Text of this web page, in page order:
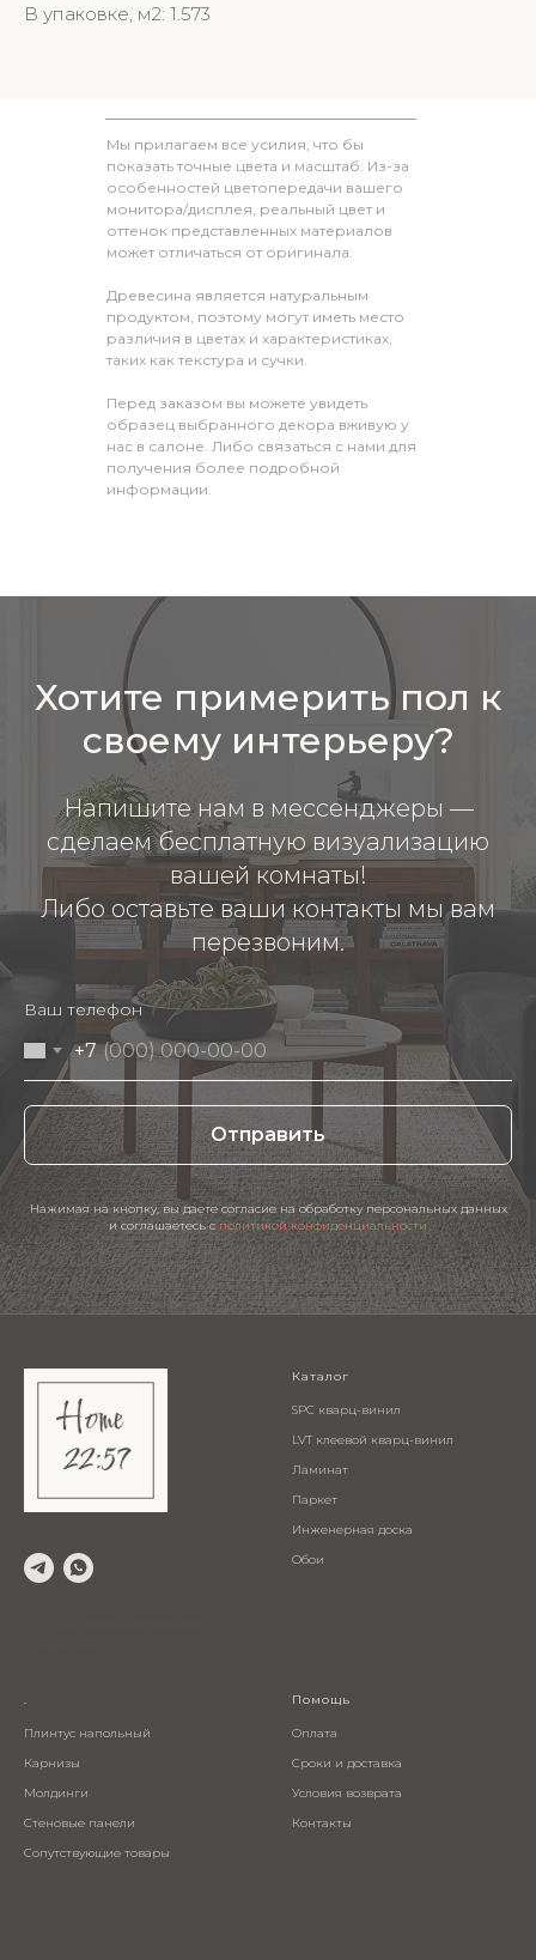
В упаковке, м2: 1.573
Мы прилагаем все усилия, что бы
показать точные цвета и масштаб. Из-за
особенностей цветопередачи вашего
монитора/дисплея, реальный цвет и
оттенок представленных материалов
может отличаться от оригинала.
Древесина является натуральным
продуктом, поэтому могут иметь место
различия в цветах и характеристиках,
таких как текстура и сучки.
Перед заказом вы можете увидеть
образец выбранного декора вживую у
нас в салоне. Либо связаться с нами для
получения более подробной
информации.
Хотите примерить пол к
своему интерьеру?
Напишите нам в мессенджеры —
сделаем бесплатную визуализацию
вашей комнаты!
Либо оставьте ваши контакты мы вам
перезвоним.
Ваш телефон
+7
Отправить
Нажимая на кнопку, вы даете согласие на обработку персональных данных
и соглашаетесь c политикой конфиденциальности
Каталог
SPC кварц-винил
LVT клеевой кварц-винил
Ламинат
Паркет
Инженерная доска
Обои
.
Плинтус напольный
Карнизы
Молдинги
Стеновые панели
Сопутствующие товары
Помощь
Оплата
Сроки и доставка
Условия возврата
Контакты